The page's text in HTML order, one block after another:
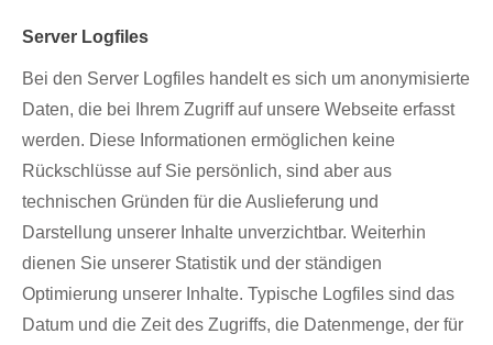
Server Logfiles
Bei den Server Logfiles handelt es sich um anonymisierte
Daten, die bei Ihrem Zugriff auf unsere Webseite erfasst
werden. Diese Informationen ermöglichen keine
Rückschlüsse auf Sie persönlich, sind aber aus
technischen Gründen für die Auslieferung und
Darstellung unserer Inhalte unverzichtbar. Weiterhin
dienen Sie unserer Statistik und der ständigen
Optimierung unserer Inhalte. Typische Logfiles sind das
Datum und die Zeit des Zugriffs, die Datenmenge, der für